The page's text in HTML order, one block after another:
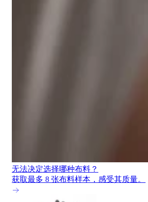
无法决定选择哪种布料？
获取最多 8 张布料样本，感受其质量。